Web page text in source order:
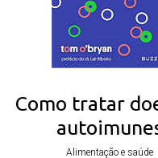
Como tratar
Alimentação e saúde